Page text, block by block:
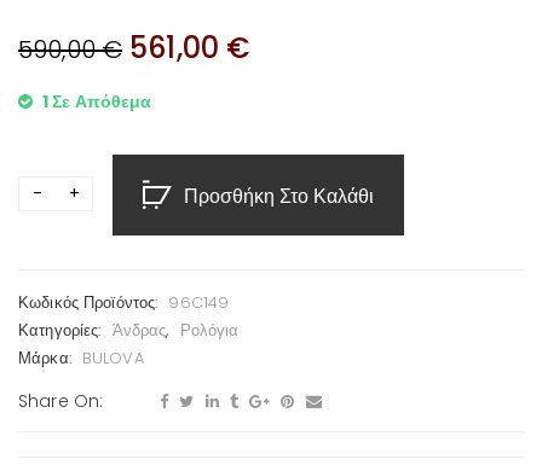
590,00€ 561,00 €
1 Σε Απόθεμα
Προσθήκη Στο Καλάθι
Κωδικός Προϊόντος: 96C149
Κατηγορίες: Άνδρας, Ρολόγια
Μάρκα: BULOVA
Share On: